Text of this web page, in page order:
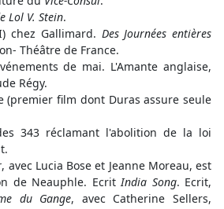
Lol V. Stein.
chez Gallimard. Des Journées entières
Théâtre de France.
de mai. L'Amante anglaise,
Régy.
(premier film dont Duras assure seule
343 réclamant l'abolition de la loi
, avec Lucia Bose et Jeanne Moreau, est
de Neauphle. EcritIndia Song. Ecrit,
du Gange, avec Catherine Sellers,